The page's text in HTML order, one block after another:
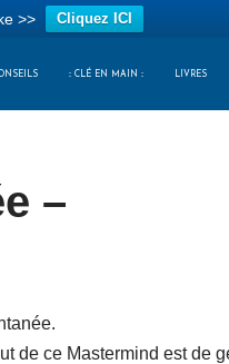
>> Cliquez ICI
:: CLÉ EN MAIN :: LIVRES
–
de ce Mastermind est de